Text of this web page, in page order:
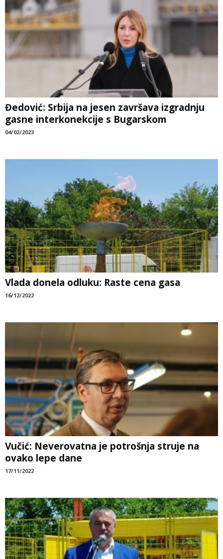
Đedović: Srbija na jesen završava izgradnju
gasne interkonekcije s Bugarskom
04/02/2023
Vlada donela odluku: Raste cena gasa
16/12/2022
Vučić: Neverovatna je potrošnja struje na
ovako lepe dane
17/11/2022